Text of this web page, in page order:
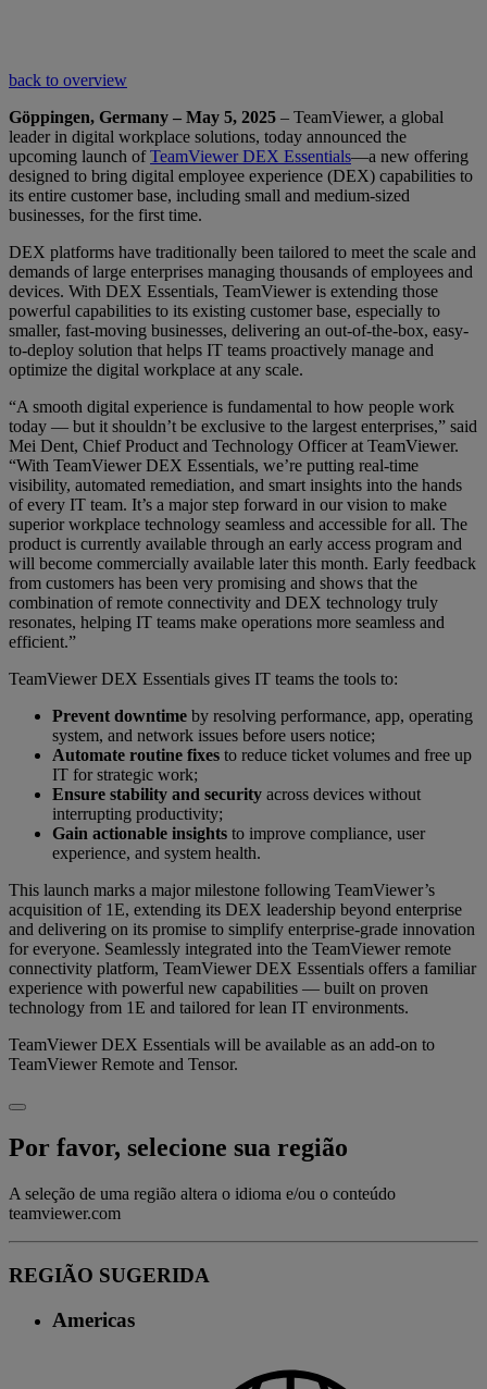
back to overview
Göppingen, Germany – May 5, 2025 – TeamViewer, a global
leader in digital workplace solutions, today announced the
upcoming launch ofTeamViewer DEX Essentials—a new offering
designed to bring digital employee experience (DEX) capabilities to
its entire customer base, including small and medium-sized
businesses, for the first time.
DEX platforms have traditionally been tailored to meet the scale and
demands of large enterprises managing thousands of employees and
devices. With DEX Essentials, TeamViewer is extending those
powerful capabilities to its existing customer base, especially to
smaller, fast-moving businesses, delivering an out-of-the-box, easy-
to-deploy solution that helps IT teams proactively manage and
optimize the digital workplace at any scale.
“A smooth digital experience is fundamental to how people work
today — but it shouldn’t be exclusive to the largest enterprises,” said
Mei Dent, Chief Product and Technology Officer at TeamViewer.
“With TeamViewer DEX Essentials, we’re putting real-time
visibility, automated remediation, and smart insights into the hands
of every IT team. It’s a major step forward in our vision to make
superior workplace technology seamless and accessible for all. The
product is currently available through an early access program and
will become commercially available later this month. Early feedback
from customers has been very promising and shows that the
combination of remote connectivity and DEX technology truly
resonates, helping IT teams make operations more seamless and
efficient.”
TeamViewer DEX Essentials gives IT teams the tools to:
Prevent downtime by resolving performance, app, operating
system, and network issues before users notice;
Automate routine fixes to reduce ticket volumes and free up
IT for strategic work;
Ensure stability and security across devices without
interrupting productivity;
Gain actionable insights to improve compliance, user
experience, and system health.
This launch marks a major milestone following TeamViewer’s
acquisition of 1E, extending its DEX leadership beyond enterprise
and delivering on its promise to simplify enterprise-grade innovation
for everyone. Seamlessly integrated into the TeamViewer remote
connectivity platform, TeamViewer DEX Essentials offers a familiar
experience with powerful new capabilities — built on proven
technology from 1E and tailored for lean IT environments.
TeamViewer DEX Essentials will be available as an add-on to
TeamViewer Remote and Tensor.
Por favor, selecione sua região
A seleção de uma região altera o idioma e/ou o conteúdo
teamviewer.com
REGIÃO SUGERIDA
Americas